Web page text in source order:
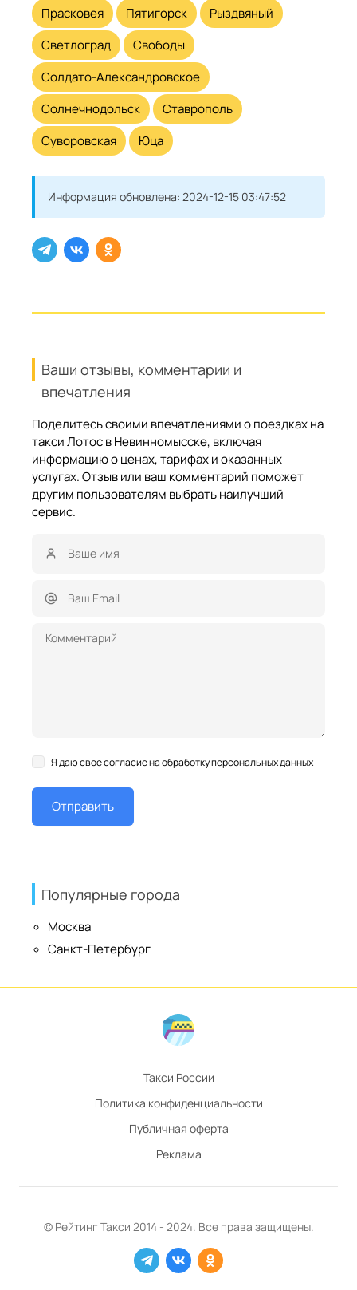
Прасковея
Пятигорск
Рыздвяный
Светлоград
Свободы
Солдато-Александровское
Солнечнодольск
Ставрополь
Суворовская
Юца
Информация обновлена: 2024-12-15 03:47:52
Ваши отзывы, комментарии и
впечатления
Поделитесь своими впечатлениями о поездках на
такси Лотос в Невинномысске, включая
информацию о ценах, тарифах и оказанных
услугах. Отзыв или ваш комментарий поможет
другим пользователям выбрать наилучший
сервис.
Я даю свое согласие на обработку персональных данных
Популярные города
Москва
Санкт-Петербург
Такси России
Политика конфиденциальности
Публичная оферта
Реклама
© Рейтинг Такси 2014 - 2024. Все права защищены.